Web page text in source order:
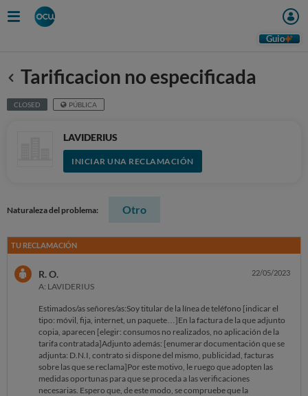
Guio
Anterior
Tarificacion no especificada
CLOSED PÚBLICA
LAVIDERIUS
INICIAR UNA RECLAMACIÓN
Naturaleza del problema: Otro
TU RECLAMACIÓN
R. O.
A: LAVIDERIUS
22/05/2023
Estimados/as señores/as:Soy titular de la línea de teléfono [indicar el
tipo: móvil, fija, internet, un paquete…]En la factura de la que adjunto
copia, aparecen [elegir: consumos no realizados, no aplicación de la
tarifa contratada]Adjunto además: [enumerar documentación que se
adjunta: D.N.I, contrato si dispone del mismo, publicidad, facturas
sobre las que se reclama]Por este motivo, le ruego que adopten las
medidas oportunas para que se proceda a las verificaciones
necesarias. Espero que, de este modo, se compruebe que la